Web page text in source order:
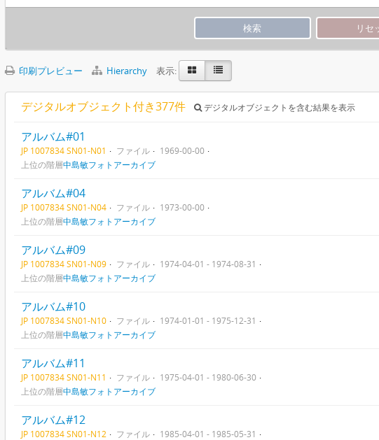
印刷プレビュー Hierarchy 表示:
デジタルオブジェクト付き377件 デジタルオブジェクトを含む結果を表示
アルバム#01
JP 1007834 SN01-N01 ファイル
1969-00-00
上位の階層中島敏フォトアーカイブ
アルバム#04
JP 1007834 SN01-N04 ファイル
1973-00-00
上位の階層中島敏フォトアーカイブ
アルバム#09
JP 1007834 SN01-N09 ファイル
1974-04-01 - 1974-08-31
上位の階層中島敏フォトアーカイブ
アルバム#10
JP 1007834 SN01-N10 ファイル
1974-01-01 - 1975-12-31
上位の階層中島敏フォトアーカイブ
アルバム#11
JP 1007834 SN01-N11 ファイル
1975-04-01 - 1980-06-30
上位の階層中島敏フォトアーカイブ
アルバム#12
JP 1007834 SN01-N12 ファイル
1985-04-01 - 1985-05-31